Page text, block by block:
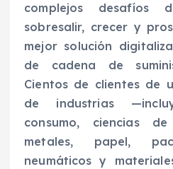
complejos desafíos
sobresalir, crecer y
mejor solución
de cadena de
Cientos de clientes de
de industrias
consumo, ciencias
metales, papel,
neumáticos y